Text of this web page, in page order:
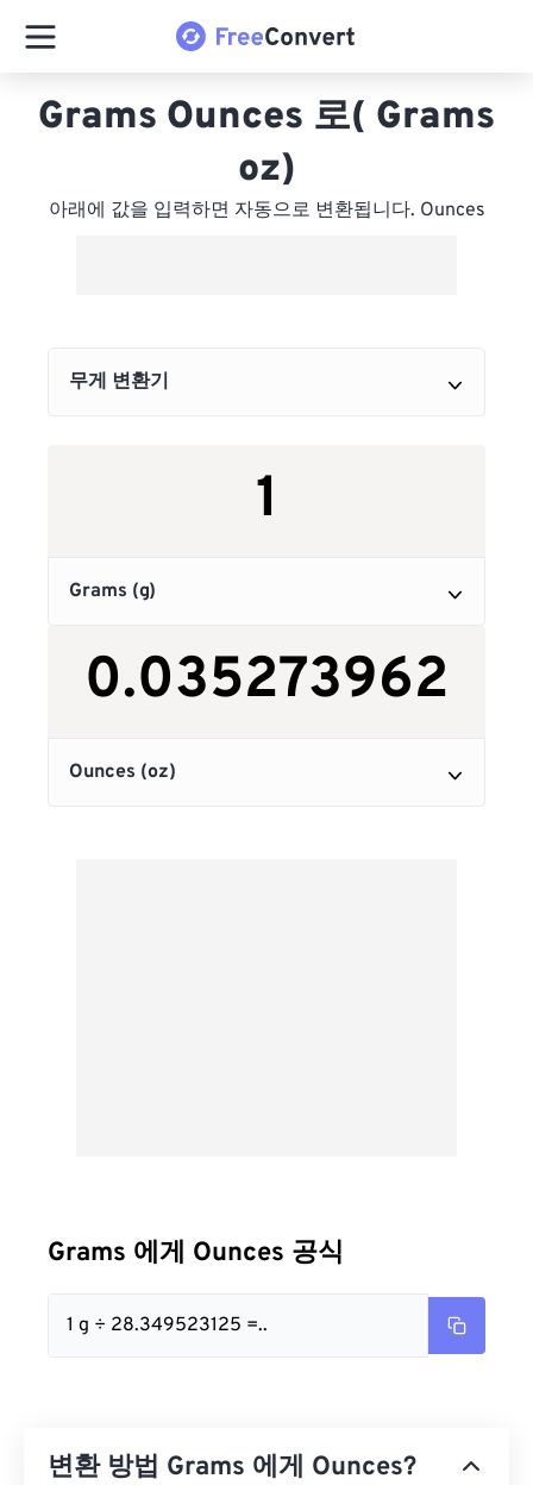
Grams Ounces 로( Grams
oz)
아래에 값을 입력하면 자동으로 변환됩니다. Ounces
Grams 에게 Ounces 공식
1 g ÷ 28.349523125 =..
변환 방법 Grams 에게 Ounces?